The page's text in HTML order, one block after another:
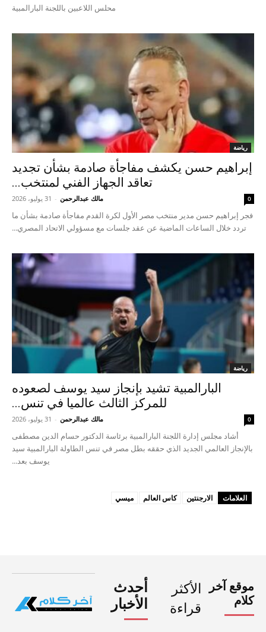
محلس اللاعبين باللجنة البارالمبية
رياضة
إبراهيم حسن يكشف مفاجأة صادمة بشأن تجديد
تعاقد الجهاز الفني لمنتخب...
مالك عبدالرحمن - 31 يوليو، 2026 0
فجر إبراهيم حسن مدير منتخب مصر الأول لكرة القدم مفاجأة صادمة بشأن ما
تردد خلال الساعات الماضية عن عقد جلسات مع مسؤولي الاتحاد المصري...
رياضة
البارالمبية تشيد بإنجاز سيد يوسف لصعوده
للمركز الثالث عالميا في تنس...
مالك عبدالرحمن - 31 يوليو، 2026 0
أشاد مجلس إدارة اللجنة البارالمبية برئاسة الدكتور حسام الدين مصطفى
بالإنجاز العالمي الجديد الذي حققه بطل مصر في تنس الطاولة البارالمبية سيد
يوسف بعد...
العلامات الارجنتين كاس العالم ميسي
موقع آخر
كلام
الأكثر
قراءة
أحدث
الأخبار